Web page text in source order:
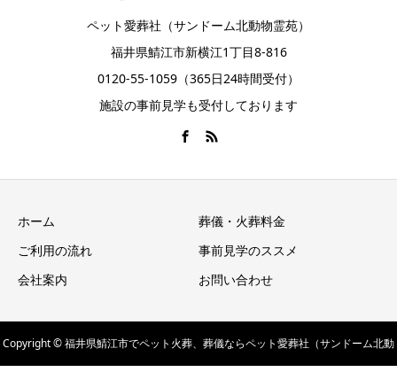
ペット愛葬社（サンドーム北動物霊苑）
福井県鯖江市新横江1丁目8-816
0120-55-1059（365日24時間受付）
施設の事前見学も受付しております
ホーム
葬儀・火葬料金
ご利用の流れ
事前見学のススメ
会社案内
お問い合わせ
Copyright © 福井県鯖江市でペット火葬、葬儀ならペット愛葬社（サンドーム北動